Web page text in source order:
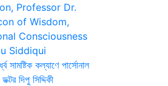
Professor Dr.
of Wisdom,
Consciousness
Siddiqui
সামষ্টিক কল্যাণে পার্সোনাল
দিপু সিদ্দিকী